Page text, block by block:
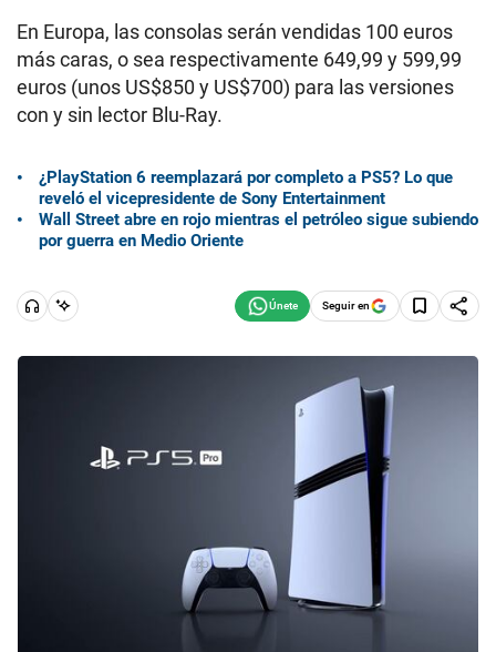
En Europa, las consolas serán vendidas 100 euros
más caras, o sea respectivamente 649,99 y 599,99
euros (unos US$850 y US$700) para las versiones
con y sin lector Blu-Ray.
¿PlayStation 6 reemplazará por completo a PS5? Lo que
reveló el vicepresidente de Sony Entertainment
Wall Street abre en rojo mientras el petróleo sigue subiendo
por guerra en Medio Oriente
Seguir en